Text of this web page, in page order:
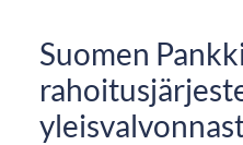
Suomen